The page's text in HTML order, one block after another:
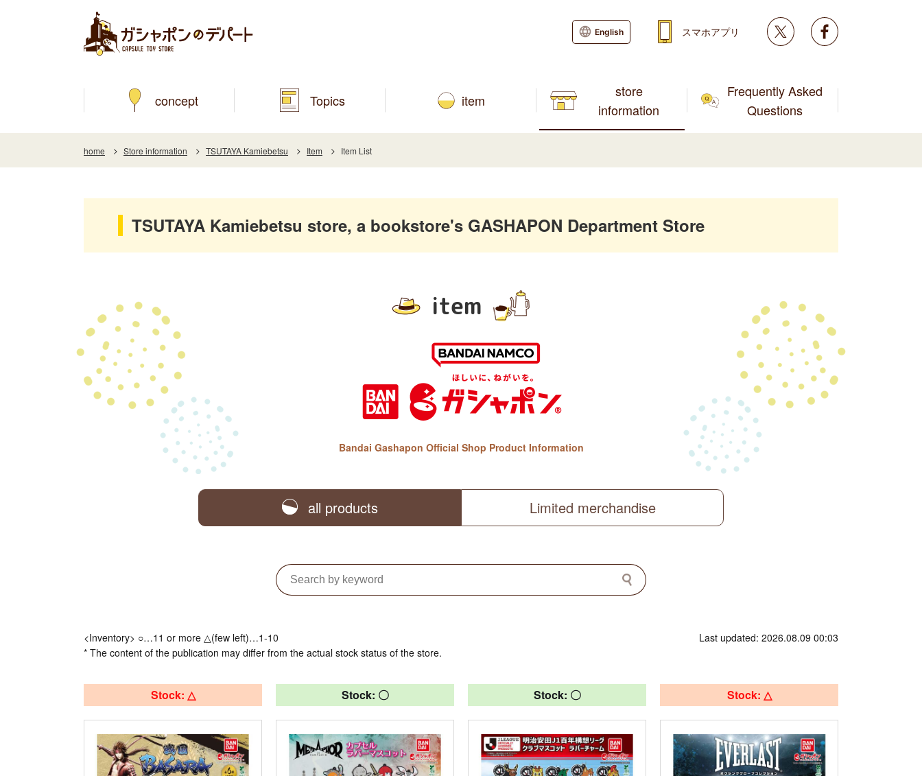
concept Topics item
store
information
Frequently Asked
Questions
English スマホアプリ Twitter
home Store information TSUTAYA Kamiebetsu Item Item List
TSUTAYA Kamiebetsu store, a bookstore's GASHAPON Department Store
item
Bandai Gashapon Official Shop Product Information
all products Limited merchandise
<Inventory> ○…11 or more △(few left)…1-10
* The content of the publication may differ from the actual stock status of the store.
Last updated: 2026.08.09 00:03
Stock: △ Stock: 〇 Stock: 〇 Stock: △